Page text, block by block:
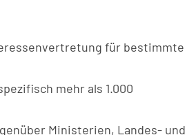
für bestimmte
mehr als 1.000
Ministerien, Landes- und